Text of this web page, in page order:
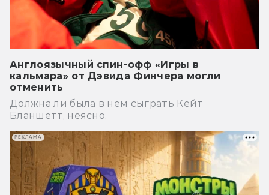
Англоязычный спин-офф «Игры в
кальмара» от Дэвида Финчера могли
отменить
Должна ли была в нем сыграть Кейт
Бланшетт, неясно.
РЕКЛАМА